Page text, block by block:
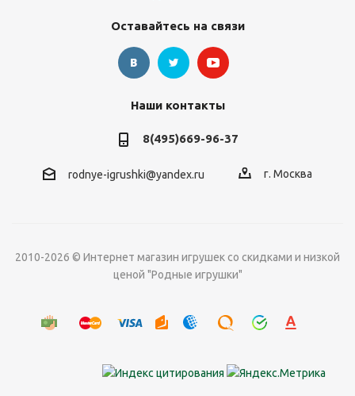
Оставайтесь на связи
Наши контакты
8(495)669-96-37
rodnye-igrushki@yandex.ru г. Москва
2010-2026 © Интернет магазин игрушек со скидками и низкой
ценой "Родные игрушки"